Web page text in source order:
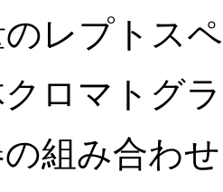
レプトス
ロマトグ
組み合わ